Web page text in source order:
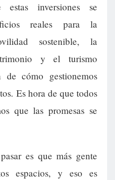
inversiones se
reales para la
sostenible, la
y el turismo
de cómo gestionemos
Es hora de que todos
que las promesas se
es que más gente
espacios, y eso es